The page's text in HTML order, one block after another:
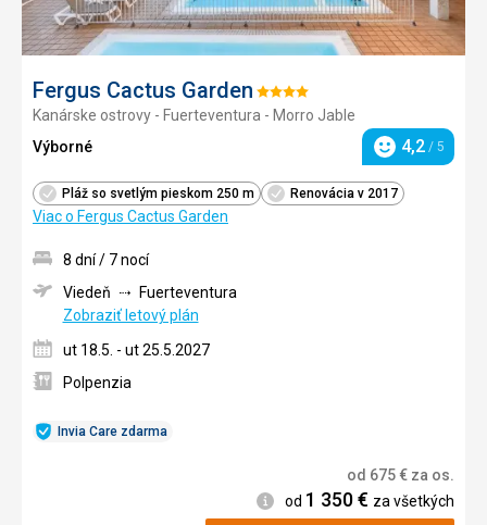
Fergus Cactus Garden Hodnotenie:
4/5
Kanárske ostrovy - Fuerteventura - Morro Jable
Výborné
Hodnotenie
4,2 / 5
Pláž so svetlým pieskom 250 m Renovácia v 2017
Viac o Fergus Cactus Garden
Invia Care zdarma
8 dní / 7 nocí
Viedeň
Fuerteventura
Zobraziť letový plán
ut 18.5. - ut 25.5.2027
Polpenzia
od 675€ za os.
Informácie
od 1 350€ za všetkých